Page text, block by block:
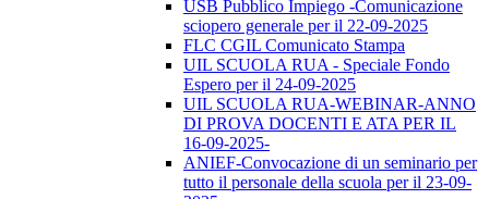
USB Pubblico Impiego -Comunicazione
sciopero generale per il 22-09-2025
FLC CGIL Comunicato Stampa
UIL SCUOLA RUA - Speciale Fondo
Espero per il 24-09-2025
UIL SCUOLA RUA-WEBINAR-ANNO
DI PROVA DOCENTI E ATA PER IL
16-09-2025-
ANIEF-Convocazione di un seminario per
tutto il personale della scuola per il 23-09-